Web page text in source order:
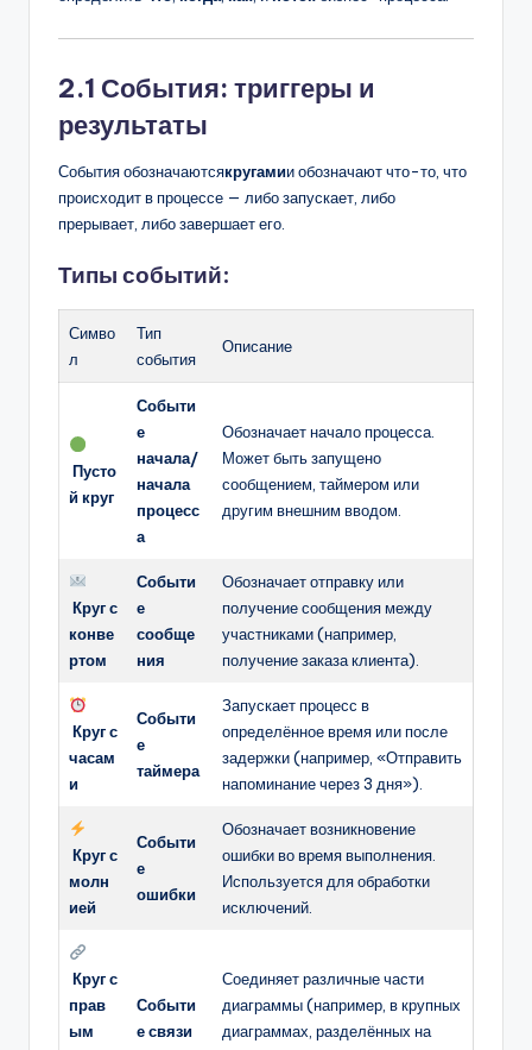
2.1 События: триггеры и
результаты
События обозначаютсякругамии обозначают что-то, что
происходит в процессе — либо запускает, либо
прерывает, либо завершает его.
Типы событий:
Симво
л
Тип
события
Описание
Пусто
й круг
Событи
е
начала/
начала
процесс
а
Обозначает начало процесса.
Может быть запущено
сообщением, таймером или
другим внешним вводом.
Круг с
конве
ртом
Событи
е
сообще
ния
Обозначает отправку или
получение сообщения между
участниками (например,
получение заказа клиента).
Круг с
часам
и
Событи
е
таймера
Запускает процесс в
определённое время или после
задержки (например, «Отправить
напоминание через 3 дня»).
Круг с
молн
ией
Событи
е
ошибки
Обозначает возникновение
ошибки во время выполнения.
Используется для обработки
исключений.
Круг с
прав
ым
Событи
е связи
Соединяет различные части
диаграммы (например, в крупных
диаграммах, разделённых на